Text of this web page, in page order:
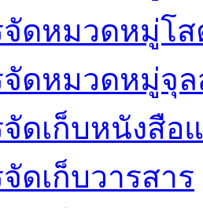
จัดหมวดหมู่โ
จัดหมวดหมู่จุ
ดเก็บหนังสือ
ดเก็บวารสาร